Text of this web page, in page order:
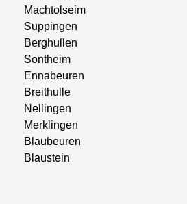
Machtolseim
Suppingen
Berghullen
Sontheim
Ennabeuren
Breithulle
Nellingen
Merklingen
Blaubeuren
Blaustein